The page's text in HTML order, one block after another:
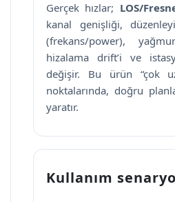
Gerçek hızlar; LOS/
kanal genişliği,
(frekans/power),
hizalama drift’i ve
değişir. Bu ürün “çok
noktalarında, doğru
yaratır.
Kullanım